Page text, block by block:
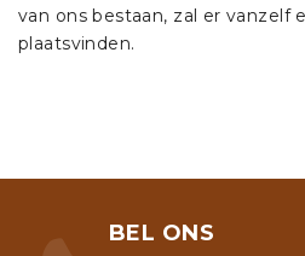
van ons bestaan, zal er vanzelf
plaatsvinden.
BEL ONS